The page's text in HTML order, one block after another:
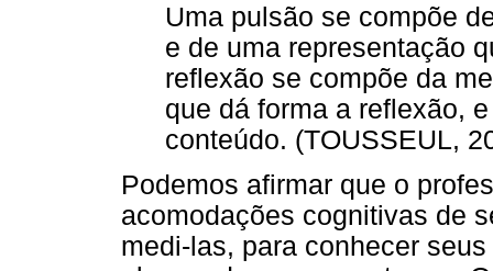
Uma pulsão se compõe
e de uma representação
reflexão se compõe da
que dá forma a reflexão,
conteúdo. (TOUSSEUL,
Podemos afirmar que o
acomodações cognitivas de
medi-las, para conhecer